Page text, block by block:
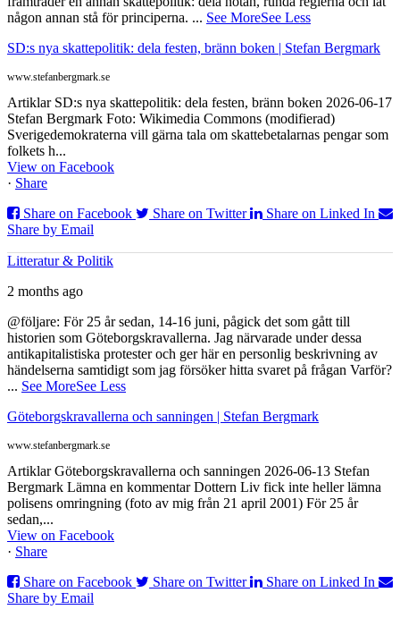
någon annan stå för principerna. ... See MoreSee Less
SD:s nya skattepolitik: dela festen, bränn boken | Stefan Bergmark
www.stefanbergmark.se
Artiklar SD:s nya skattepolitik: dela festen, bränn boken 2026-06-17
Stefan Bergmark Foto: Wikimedia Commons (modifierad)
Sverigedemokraterna vill gärna tala om skattebetalarnas pengar som
folkets h...
View on Facebook
· Share
Share on Facebook
Share on Twitter
Share on Linked In
Share by Email
Litteratur & Politik
2 months ago
@följare: För 25 år sedan, 14-16 juni, pågick det som gått till
historien som Göteborgskravallerna. Jag närvarade under dessa
antikapitalistiska protester och ger här en personlig beskrivning av
händelserna samtidigt som jag försöker hitta svaret på frågan Varför?
... See MoreSee Less
Göteborgskravallerna och sanningen | Stefan Bergmark
www.stefanbergmark.se
Artiklar Göteborgskravallerna och sanningen 2026-06-13 Stefan
Bergmark Lämna en kommentar Dottern Liv fick inte heller lämna
polisens omringning (foto av mig från 21 april 2001) För 25 år
sedan,...
View on Facebook
· Share
Share on Facebook
Share on Twitter
Share on Linked In
Share by Email